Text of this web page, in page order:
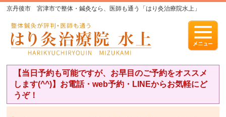
京丹後市 宮津市で整体・鍼灸なら、医師も通う「はり灸治療院水上」
【当日予約も可能ですが、お早目のご予約をオススメ
します(^^)】お電話・web予約・LINEからお気軽にど
うぞ！